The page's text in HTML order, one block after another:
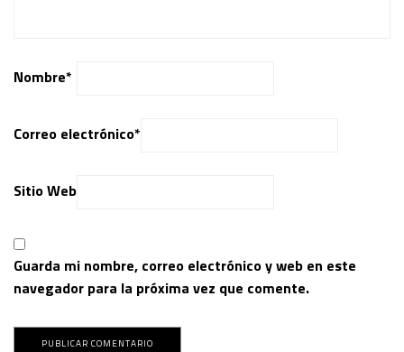
Nombre*
Correo electrónico*
Sitio Web
Guarda mi nombre, correo electrónico y web en este
navegador para la próxima vez que comente.